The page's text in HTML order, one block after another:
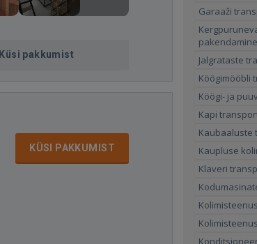
Küsi pakkumist
KÜSI PAKKUMIST
Garaaži
pakendamine
Jalgrataste
Köögimööbli
Köögi- ja
Kapi
Kaubaaluste
Kaupluse
Klaveri
Kolimisteenus